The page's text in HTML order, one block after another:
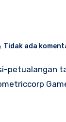
Tidak ada